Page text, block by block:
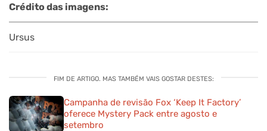
Crédito das imagens:
Ursus
FIM DE ARTIGO. MAS TAMBÉM VAIS GOSTAR DESTES:
Campanha de revisão Fox ‘Keep It Factory’
oferece Mystery Pack entre agosto e
setembro